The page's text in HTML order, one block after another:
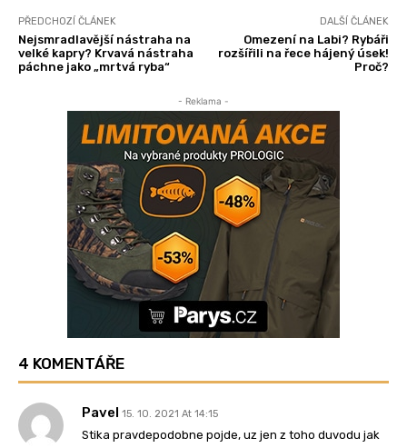
PŘEDCHOZÍ ČLÁNEK
Nejsmradlavější nástraha na
velké kapry? Krvavá nástraha
páchne jako „mrtvá ryba“
DALŠÍ ČLÁNEK
Omezení na Labi? Rybáři
rozšířili na řece hájený úsek!
Proč?
- Reklama -
4 KOMENTÁŘE
Pavel 15. 10. 2021 At 14:15
Stika pravdepodobne pojde, uz jen z toho duvodu jak